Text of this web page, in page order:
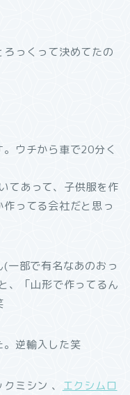
っくって決めてたの
ウチから車で20分く
てあって、子供服を作
ってる会社だと思っ
一部で有名なあのおっ
、「山形で作ってるん
。逆輸入した笑
ミシン 、
エクシムロ